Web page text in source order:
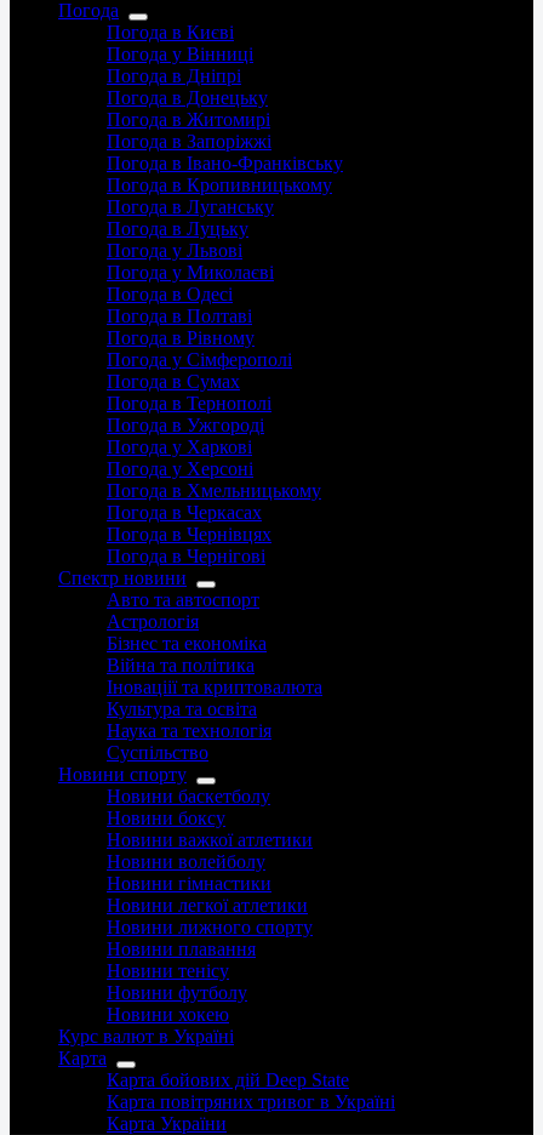
Погода
Погода в Києві
Погода у Вінниці
Погода в Дніпрі
Погода в Донецьку
Погода в Житомирі
Погода в Запоріжжі
Погода в Івано-Франківську
Погода в Кропивницькому
Погода в Луганську
Погода в Луцьку
Погода у Львові
Погода у Миколаєві
Погода в Одесі
Погода в Полтаві
Погода в Рівному
Погода у Сімферополі
Погода в Сумах
Погода в Тернополі
Погода в Ужгороді
Погода у Харкові
Погода у Херсоні
Погода в Хмельницькому
Погода в Черкасах
Погода в Чернівцях
Погода в Чернігові
Спектр новини
Авто та автоспорт
Астрологія
Бізнес та економіка
Війна та політика
Іноваціії та криптовалюта
Культура та освіта
Наука та технологія
Суспільство
Новини спорту
Новини баскетболу
Новини боксу
Новини важкої атлетики
Новини волейболу
Новини гімнастики
Новини легкої атлетики
Новини лижного спорту
Новини плавання
Новини тенісу
Новини футболу
Новини хокею
Курс валют в Україні
Карта
Карта бойових дій Deep State
Карта повітряних тривог в Україні
Карта України